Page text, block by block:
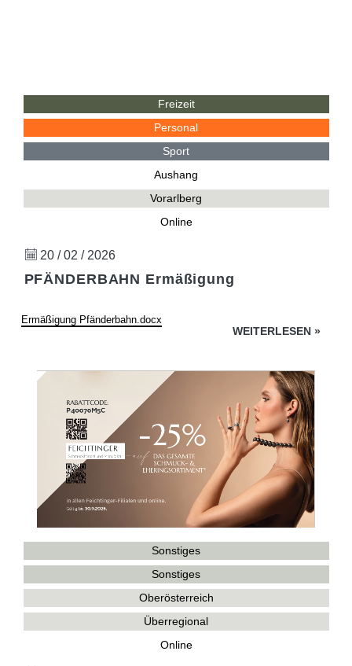
Freizeit
Personal
Sport
Aushang
Vorarlberg
Online
20 / 02 / 2026
PFÄNDERBAHN Ermäßigung
Ermäßigung Pfänderbahn.docx
WEITERLESEN »
Sonstiges
Sonstiges
Oberösterreich
Überregional
Online